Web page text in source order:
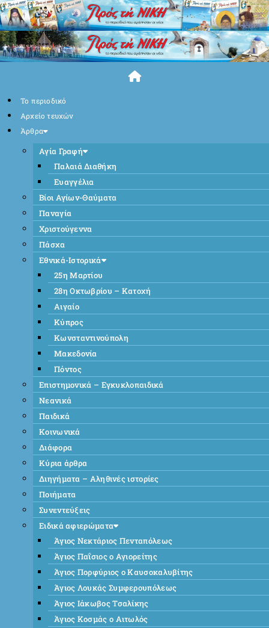
Skip
to
content
Το περιοδικό
Αρχείο τευχών
Άρθρα
Αγία Γραφή
Παλαιά Διαθήκη
Ευαγγέλια
Βίοι Αγίων-Θαύματα
Παναγία
Χριστούγεννα
Πάσχα
Εθνικά-Ιστορικά
25η Μαρτίου
28η Οκτωβρίου – Κατοχή
Αιγαίο
Κύπρος
Κωνσταντινούπολη
Μακεδονία
Πόντος
Επιστημονικά – Εγκυκλοπαιδικά
Νεανικά
Παιδικά
Κοινωνικά
Διάφορα
Κύρια άρθρα
Διηγήματα – Αληθινές ιστορίες
Ποιήματα
Συνεντεύξεις
Ειδικά αφιερώματα
Άγιος Νεκτάριος Πενταπόλεως
Άγιος Παΐσιος ο Αγιορείτης
Άγιος Πορφύριος ο Καυσοκαλυβίτης
Άγιος Λουκάς Συμφερουπόλεως
Άγιος Ιάκωβος Τσαλίκης
Άγιος Κοσμάς ο Αιτωλός